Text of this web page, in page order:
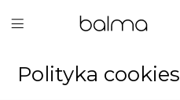
Polityka cookies